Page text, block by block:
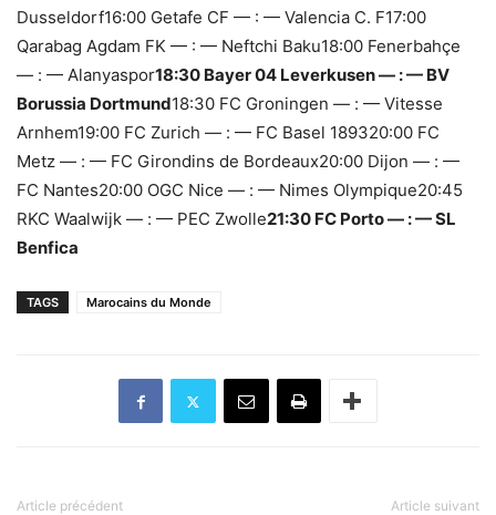
Dusseldorf16:00 Getafe CF — : — Valencia C. F17:00
Qarabag Agdam FK — : — Neftchi Baku18:00 Fenerbahçe
— : — Alanyaspor18:30 Bayer 04 Leverkusen — : — BV
Borussia Dortmund18:30 FC Groningen — : — Vitesse
Arnhem19:00 FC Zurich — : — FC Basel 189320:00 FC
Metz — : — FC Girondins de Bordeaux20:00 Dijon — : —
FC Nantes20:00 OGC Nice — : — Nimes Olympique20:45
RKC Waalwijk — : — PEC Zwolle21:30 FC Porto — : — SL
Benfica
TAGS Marocains du Monde
Article précédent Article suivant